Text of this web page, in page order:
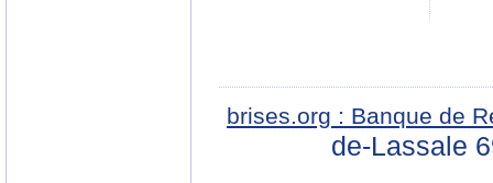
brises.org : Banque de
de-Lassale